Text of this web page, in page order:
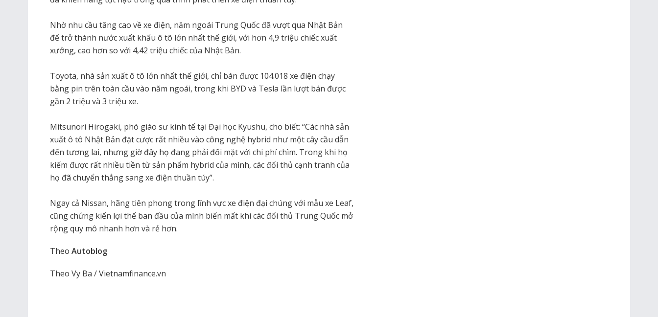
Nhờ nhu cầu tăng cao về xe điện, năm ngoái Trung Quốc đã vượt qua Nhật Bản
để trở thành nước xuất khẩu ô tô lớn nhất thế giới, với hơn 4,9 triệu chiếc xuất
xưởng, cao hơn so với 4,42 triệu chiếc của Nhật Bản.
Toyota, nhà sản xuất ô tô lớn nhất thế giới, chỉ bán được 104.018 xe điện chạy
bằng pin trên toàn cầu vào năm ngoái, trong khi BYD và Tesla lần lượt bán được
gần 2 triệu và 3 triệu xe.
Mitsunori Hirogaki, phó giáo sư kinh tế tại Đại học Kyushu, cho biết: “Các nhà sản
xuất ô tô Nhật Bản đặt cược rất nhiều vào công nghệ hybrid như một cây cầu dẫn
đến tương lai, nhưng giờ đây họ đang phải đối mặt với chi phí chìm. Trong khi họ
kiếm được rất nhiều tiền từ sản phẩm hybrid của mình, các đối thủ cạnh tranh của
họ đã chuyển thẳng sang xe điện thuần túy”.
Ngay cả Nissan, hãng tiên phong trong lĩnh vực xe điện đại chúng với mẫu xe Leaf,
cũng chứng kiến ​​lợi thế ban đầu của mình biến mất khi các đối thủ Trung Quốc mở
rộng quy mô nhanh hơn và rẻ hơn.
Theo Autoblog
Theo Vy Ba / Vietnamfinance.vn